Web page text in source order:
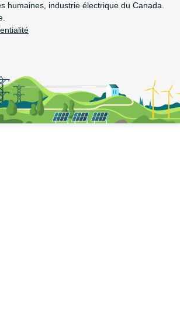
Information
humaines, industrie électrique du Canada.